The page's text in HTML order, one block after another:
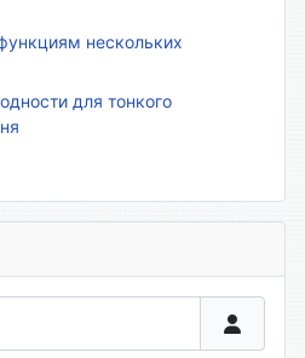
нескольких
для тонкого